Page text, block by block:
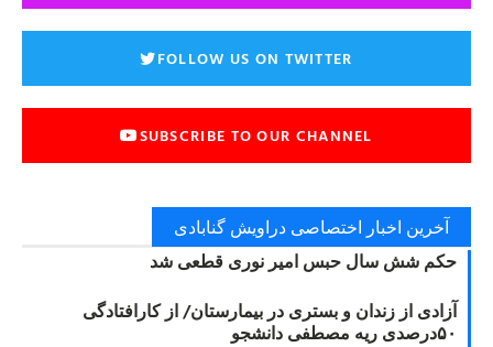
FOLLOW US ON TWITTER
SUBSCRIBE TO OUR CHANNEL
آخرین اخبار اختصاصی دراویش گنابادی
حکم شش سال حبس امیر نوری قطعی شد
آزادی از زندان و بستری در بیمارستان/ از کارافتادگی
۵۰درصدی ریه مصطفی دانشجو